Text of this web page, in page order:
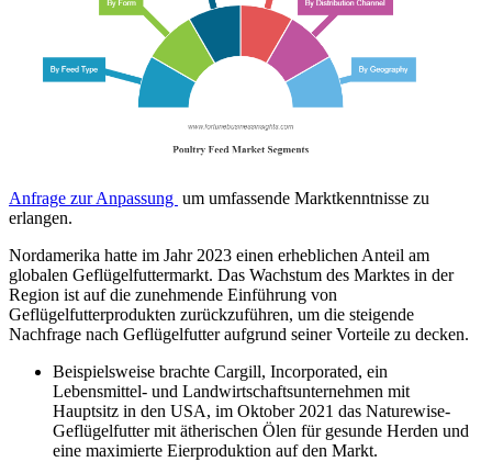
Anfrage zur Anpassung um umfassende Marktkenntnisse zu
erlangen.
Nordamerika hatte im Jahr 2023 einen erheblichen Anteil am
globalen Geflügelfuttermarkt. Das Wachstum des Marktes in der
Region ist auf die zunehmende Einführung von
Geflügelfutterprodukten zurückzuführen, um die steigende
Nachfrage nach Geflügelfutter aufgrund seiner Vorteile zu decken.
Beispielsweise brachte Cargill, Incorporated, ein
Lebensmittel- und Landwirtschaftsunternehmen mit
Hauptsitz in den USA, im Oktober 2021 das Naturewise-
Geflügelfutter mit ätherischen Ölen für gesunde Herden und
eine maximierte Eierproduktion auf den Markt.